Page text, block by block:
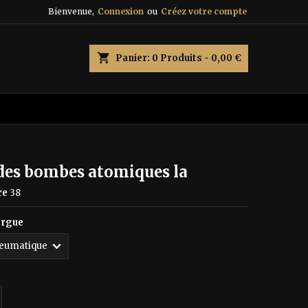
Bienvenue, Connexion ou Créez votre compte
shopping_cart Panier: 0 Produits - 0,00 €
bombes atomiques la
38